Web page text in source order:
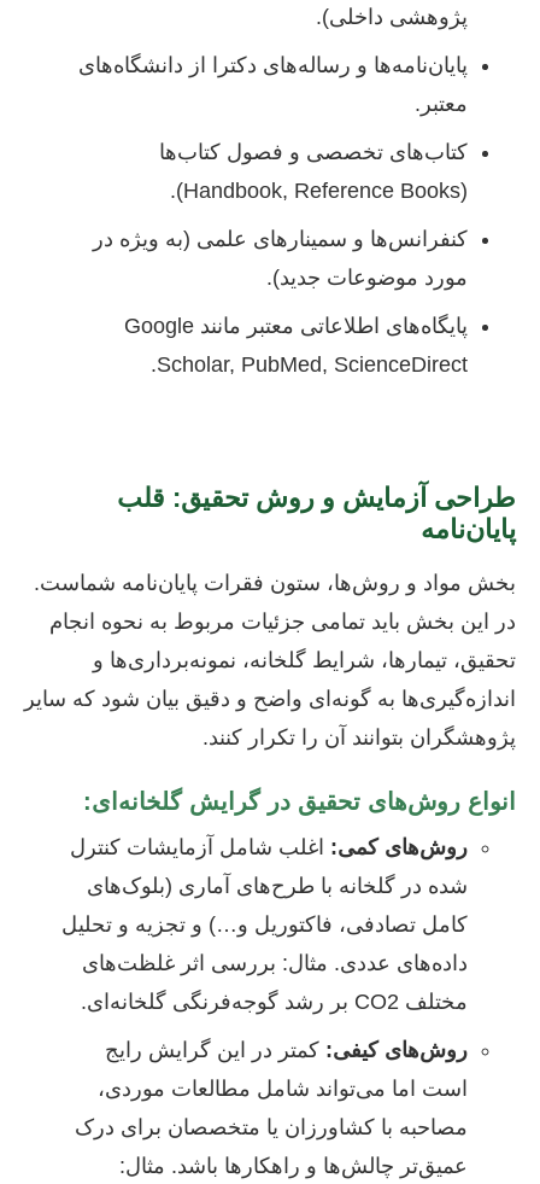
پژوهشی داخلی).
پایان‌نامه‌ها و رساله‌های دکترا از دانشگاه‌های
معتبر.
کتاب‌های تخصصی و فصول کتاب‌ها
(Handbook, Reference Books).
کنفرانس‌ها و سمینارهای علمی (به ویژه در
مورد موضوعات جدید).
پایگاه‌های اطلاعاتی معتبر مانند Google
Scholar, PubMed, ScienceDirect.
طراحی آزمایش و روش تحقیق: قلب
پایان‌نامه
بخش مواد و روش‌ها، ستون فقرات پایان‌نامه شماست.
در این بخش باید تمامی جزئیات مربوط به نحوه انجام
تحقیق، تیمارها، شرایط گلخانه، نمونه‌برداری‌ها و
اندازه‌گیری‌ها به گونه‌ای واضح و دقیق بیان شود که سایر
پژوهشگران بتوانند آن را تکرار کنند.
انواع روش‌های تحقیق در گرایش گلخانه‌ای:
روش‌های کمی: اغلب شامل آزمایشات کنترل
شده در گلخانه با طرح‌های آماری (بلوک‌های
کامل تصادفی، فاکتوریل و…) و تجزیه و تحلیل
داده‌های عددی. مثال: بررسی اثر غلظت‌های
مختلف CO2 بر رشد گوجه‌فرنگی گلخانه‌ای.
روش‌های کیفی: کمتر در این گرایش رایج
است اما می‌تواند شامل مطالعات موردی،
مصاحبه با کشاورزان یا متخصصان برای درک
عمیق‌تر چالش‌ها و راهکارها باشد. مثال: